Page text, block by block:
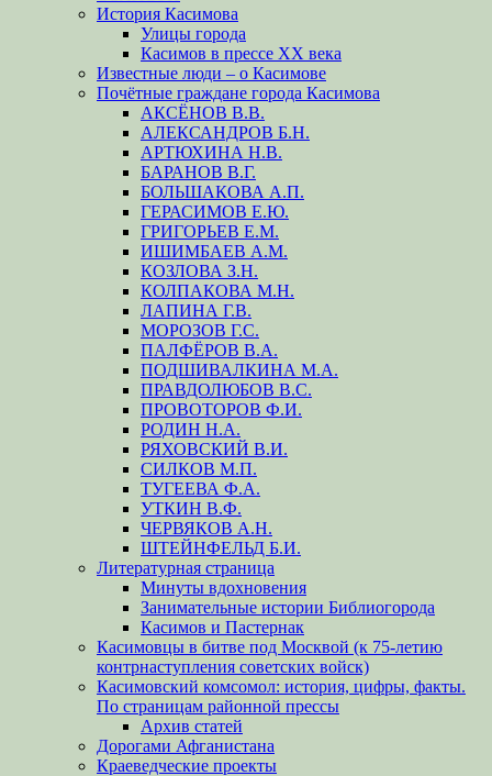
История Касимова
Улицы города
Касимов в прессе XX века
Известные люди – о Касимове
Почётные граждане города Касимова
АКСЁНОВ В.В.
АЛЕКСАНДРОВ Б.Н.
АРТЮХИНА Н.В.
БАРАНОВ В.Г.
БОЛЬШАКОВА А.П.
ГЕРАСИМОВ Е.Ю.
ГРИГОРЬЕВ Е.М.
ИШИМБАЕВ А.М.
КОЗЛОВА З.Н.
КОЛПАКОВА М.Н.
ЛАПИНА Г.В.
МОРОЗОВ Г.С.
ПАЛФЁРОВ В.А.
ПОДШИВАЛКИНА М.А.
ПРАВДОЛЮБОВ В.С.
ПРОВОТОРОВ Ф.И.
РОДИН Н.А.
РЯХОВСКИЙ В.И.
СИЛКОВ М.П.
ТУГЕЕВА Ф.А.
УТКИН В.Ф.
ЧЕРВЯКОВ А.Н.
ШТЕЙНФЕЛЬД Б.И.
Литературная страница
Минуты вдохновения
Занимательные истории Библиогорода
Касимов и Пастернак
Касимовцы в битве под Москвой (к 75-летию
контрнаступления советских войск)
Касимовский комсомол: история, цифры, факты.
По страницам районной прессы
Архив статей
Дорогами Афганистана
Краеведческие проекты